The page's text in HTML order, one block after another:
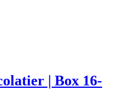
| Box 16-